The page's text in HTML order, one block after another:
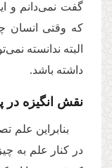
گفت نمی‌دانم و
که وقتی انسان
البته ندانسته
داشته باشد.
نقش انگیزه در
بنابراین علم
در کنار علم به